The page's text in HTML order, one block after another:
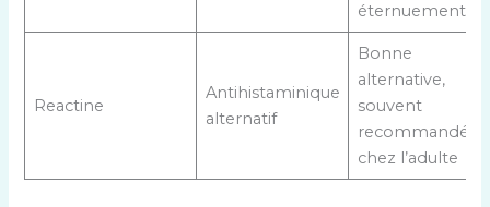
éternuements
Reactine
Antihistaminique
alternatif
Bonne
alternative,
souvent
recommandé
chez l’adulte